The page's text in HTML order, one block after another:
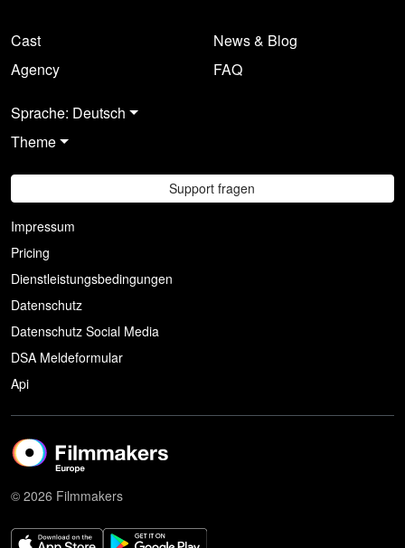
Cast
Agency
News & Blog
FAQ
Sprache: Deutsch
Theme
Support fragen
Impressum
Pricing
Dienstleistungsbedingungen
Datenschutz
Datenschutz Social Media
DSA Meldeformular
Api
© 2026 Filmmakers